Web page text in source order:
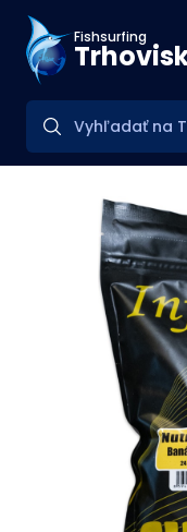
Fishsurfing